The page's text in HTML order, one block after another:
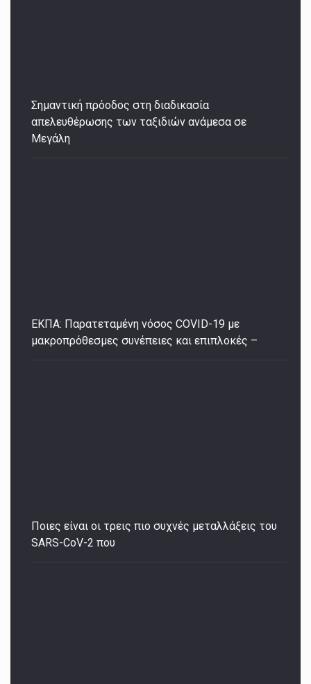
Σημαντική πρόοδος στη διαδικασία
απελευθέρωσης των ταξιδιών ανάμεσα σε
Μεγάλη
ΕΚΠΑ: Παρατεταμένη νόσος COVID-19 με
μακροπρόθεσμες συνέπειες και επιπλοκές –
Ποιες είναι οι τρεις πιο συχνές μεταλλάξεις του
SARS-CoV-2 που